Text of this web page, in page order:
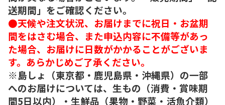
送期間」をご確認ください。
●天候や注文状況、お届けまでに祝日・お盆期
間をはさむ場合、また申込内容に不備等があっ
た場合、お届けに日数がかかることがございま
す。あらかじめご了承ください。
※島しょ（東京都・鹿児島県・沖縄県）の一部
へのお届けについては、生もの（消費・賞味期
間5日以内）・生鮮品（果物・野菜・活魚介類）